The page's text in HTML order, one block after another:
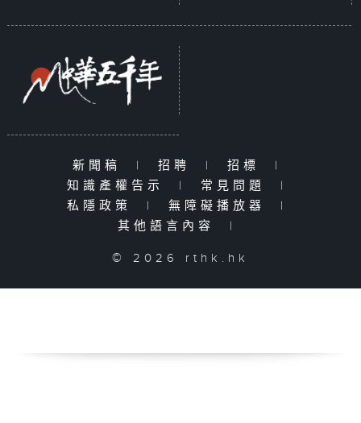
新聞稿 | 招聘 | 招標
|
知識產權告示
| 常見問題
|
私隱政策
| 無障礙播放器
|
其他語言內容
|
© 2026 rthk.hk